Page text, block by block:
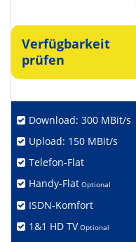
Verfügbarkeit
prüfen
Download: 300 MBit/s
Upload: 150 MBit/s
Telefon-Flat
Handy-Flat Optional
ISDN-Komfort
1&1 HD TV Optional